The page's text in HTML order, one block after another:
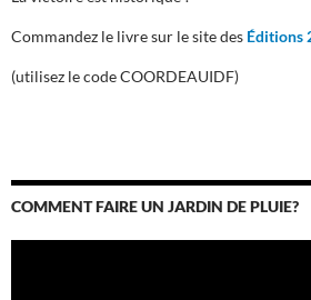
Commandez le livre sur le site des Éditions
(utilisez le code COORDEAUIDF)
COMMENT FAIRE UN JARDIN DE PLUIE?